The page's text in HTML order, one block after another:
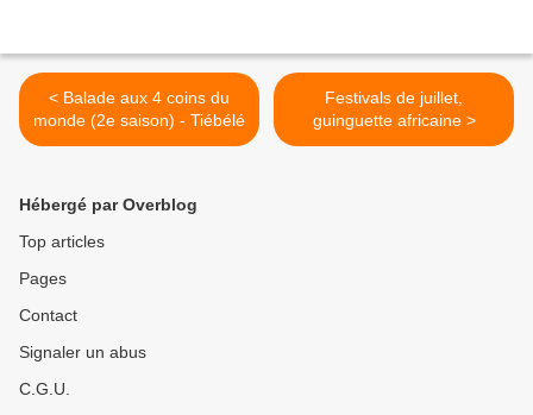
< Balade aux 4 coins du
monde (2e saison) - Tiébélé
Festivals de juillet,
guinguette africaine >
Hébergé par Overblog
Top articles
Pages
Contact
Signaler un abus
C.G.U.